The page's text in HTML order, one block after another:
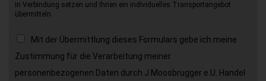
in Verbindung setzen und Ihnen ein individuelles Transportangebot
übermitteln.
Mit der Übermittlung dieses Formulars gebe ich meine
Zustimmung für die Verarbeitung meiner
personenbezogenen Daten durch J.Moosbrugger e.U. Handel